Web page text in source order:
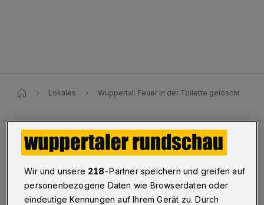
Lokales Wuppertal: Feuer in der Toilette gelöscht
Feuer in der Toilette gelöscht
Wuppertal·Die Wuppertaler Feuerwehr musste am
Samstagabend (28. November 2020) Flammen in
Wir und unsere 218-Partner speichern und greifen auf
personenbezogene Daten wie Browserdaten oder
eindeutige Kennungen auf Ihrem Gerät zu. Durch